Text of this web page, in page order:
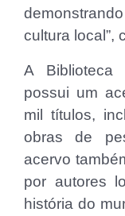
cultura local”,
A Biblioteca
possui um
mil títulos,
obras de
acervo
por autores
história do